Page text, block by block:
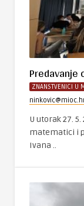
Predavanje
ZNANSTVENICI U
U utorak 27.
matematici i
Ivana ..